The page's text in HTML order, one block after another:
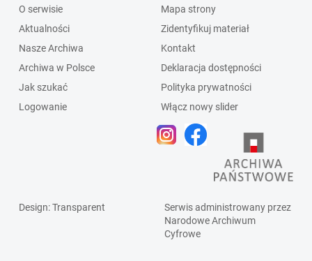
O serwisie
Aktualności
Nasze Archiwa
Archiwa w Polsce
Jak szukać
Logowanie
Mapa strony
Zidentyfikuj materiał
Kontakt
Deklaracja dostępności
Polityka prywatności
Włącz nowy slider
Design: Transparent
Serwis administrowany przez
Narodowe Archiwum
Cyfrowe